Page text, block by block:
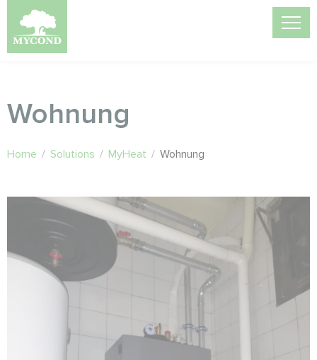
Wohnung
Home / Solutions / MyHeat / Wohnung